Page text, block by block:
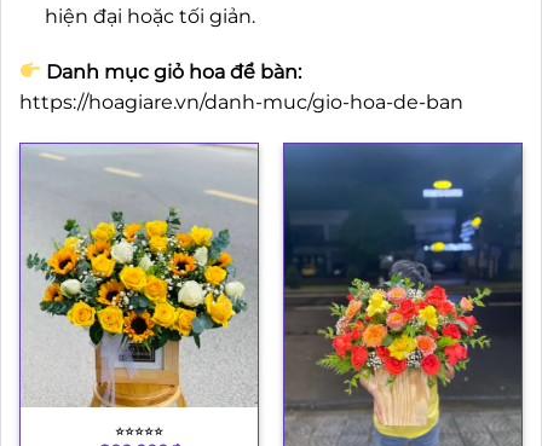
hiện đại hoặc tối giản.
Danh mục giỏ hoa để bàn:
https://hoagiare.vn/danh-muc/gio-hoa-de-ban
⭐︎⭐︎⭐︎⭐︎⭐︎